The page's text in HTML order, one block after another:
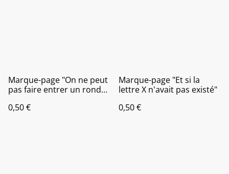
Marque-page "On ne peut
pas faire entrer un rond
0,50 €
Marque-page "Et si la
lettre X n'avait pas existé"
0,50 €